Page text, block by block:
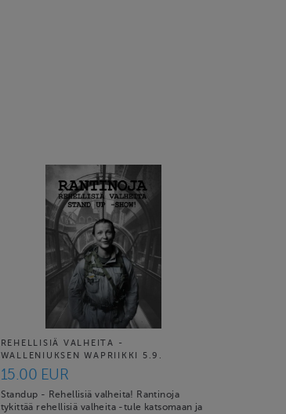
REHELLISIÄ VALHEITA -
WALLENIUKSEN WAPRIIKKI 5.9.
15.00 EUR
Standup - Rehellisiä valheita! Rantinoja
tykittää rehellisiä valheita -tule katsomaan ja